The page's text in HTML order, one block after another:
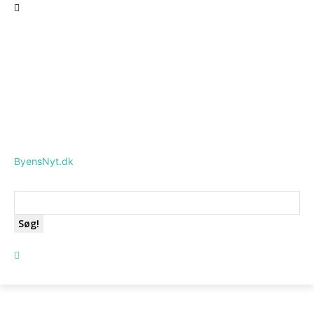
ByensNyt.dk
Søg!